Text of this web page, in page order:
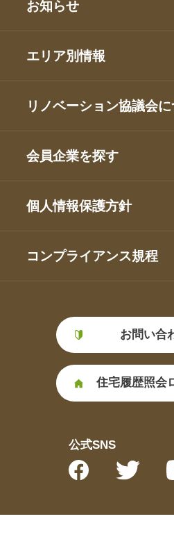
お知らせ
エリア別情報
リノベーション協議会
会員企業を探す
個人情報保護方針
コンプライアンス規程
お問い合
住宅履歴照会
公式SNS